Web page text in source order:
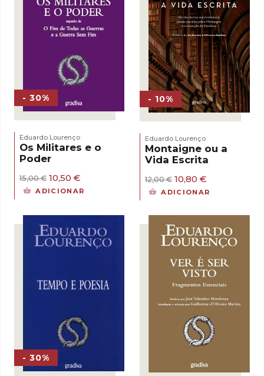
- 30%
Eduardo Lourenço
Os Militares e o
Poder
15,00€ O
preço
original
15,00 €.
10,50 €
preço
atual
10,50 €.
ADICIONAR
- 10%
Eduardo Lourenço
Montaigne ou a
Vida Escrita
12,00€ O
preço
original
12,00 €.
10,80 €O
preço
atual
10,80 €.
ADICIONAR
- 30%